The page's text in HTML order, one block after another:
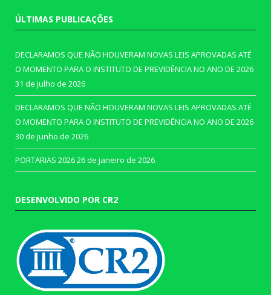
ÚLTIMAS PUBLICAÇÕES
DECLARAMOS QUE NÃO HOUVERAM NOVAS LEIS APROVADAS ATÉ
O MOMENTO PARA O INSTITUTO DE PREVIDÊNCIA NO ANO DE 2026
31 de julho de 2026
DECLARAMOS QUE NÃO HOUVERAM NOVAS LEIS APROVADAS ATÉ
O MOMENTO PARA O INSTITUTO DE PREVIDÊNCIA NO ANO DE 2026
30 de junho de 2026
PORTARIAS 202626 de janeiro de 2026
DESENVOLVIDO POR CR2